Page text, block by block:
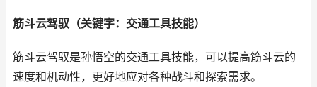
筋斗云驾驭（关键字：交通工具技能）
筋斗云驾驭是孙悟空的交通工具技能，可以提高筋斗云的
速度和机动性，更好地应对各种战斗和探索需求。